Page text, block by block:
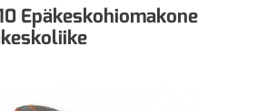
Epäkeskohiomakone